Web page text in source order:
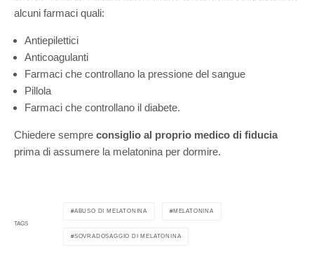
alcuni farmaci quali:
Antiepilettici
Anticoagulanti
Farmaci che controllano la pressione del sangue
Pillola
Farmaci che controllano il diabete.
Chiedere sempre consiglio al proprio medico di fiducia
prima di assumere la melatonina per dormire.
TAGS
ABUSO DI MELATONINA MELATONINA
SOVRADOSAGGIO DI MELATONINA